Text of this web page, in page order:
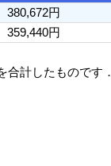
380,672円
359,440円
合計したものです．